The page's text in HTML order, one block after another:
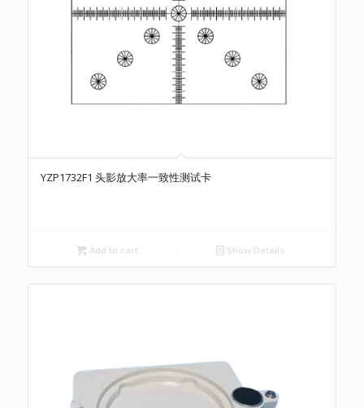
YZP1732F1 头影放大率一致性测试卡
Add to cart Show Details